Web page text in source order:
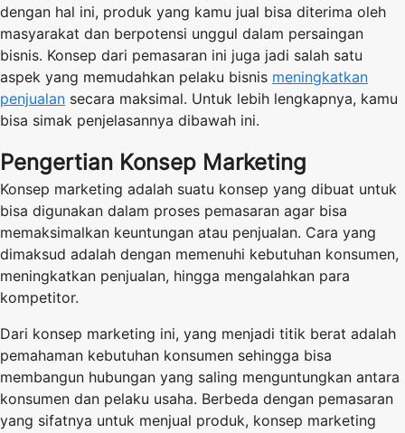
dengan hal ini, produk yang kamu jual bisa diterima oleh
masyarakat dan berpotensi unggul dalam persaingan
bisnis. Konsep dari pemasaran ini juga jadi salah satu
aspek yang memudahkan pelaku bisnis meningkatkan
penjualan secara maksimal. Untuk lebih lengkapnya, kamu
bisa simak penjelasannya dibawah ini.
Pengertian Konsep Marketing
Konsep marketing adalah suatu konsep yang dibuat untuk
bisa digunakan dalam proses pemasaran agar bisa
memaksimalkan keuntungan atau penjualan. Cara yang
dimaksud adalah dengan memenuhi kebutuhan konsumen,
meningkatkan penjualan, hingga mengalahkan para
kompetitor.
Dari konsep marketing ini, yang menjadi titik berat adalah
pemahaman kebutuhan konsumen sehingga bisa
membangun hubungan yang saling menguntungkan antara
konsumen dan pelaku usaha. Berbeda dengan pemasaran
yang sifatnya untuk menjual produk, konsep marketing